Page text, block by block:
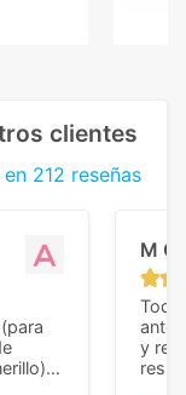
clientes
212 reseñas
y
M C
Todo
y